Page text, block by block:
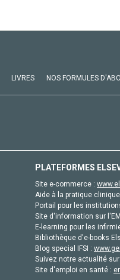
LIVRES NOS FORMULES
PLATEFORMES
Site e-commerce :
Aide à la pratique
Portail pour les
Site d'information sur
E-learning pour les
Bibliothèque d'e-books
Blog special IFSI :
Suivez notre actualité
Site d'emploi en santé :